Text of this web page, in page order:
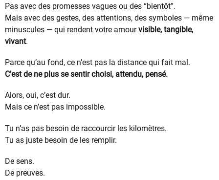
Pas avec des promesses vagues ou des “bientôt”.
Mais avec des gestes, des attentions, des symboles — même
minuscules — qui rendent votre amourvisible, tangible,
vivant.
Parce qu’au fond, ce n’est pas la distance qui fait mal.
C’est de ne plus se sentir choisi, attendu, pensé.
Alors, oui, c’est dur.
Mais ce n’est pas impossible.
Tu n’as pas besoin de raccourcir les kilomètres.
Tu as juste besoin de les remplir.
De sens.
De preuves.